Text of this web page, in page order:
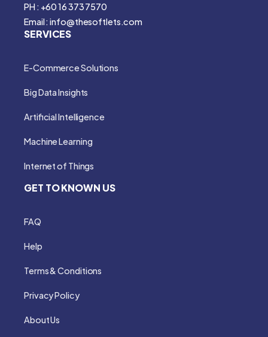
PH : +60 16 373 7570
Email : info@thesoftlets.com
SERVICES
E-Commerce Solutions
Big Data Insights
Artificial Intelligence
Machine Learning
Internet of Things
GET TO KNOWN US
FAQ
Help
Terms & Conditions
Privacy Policy
About Us